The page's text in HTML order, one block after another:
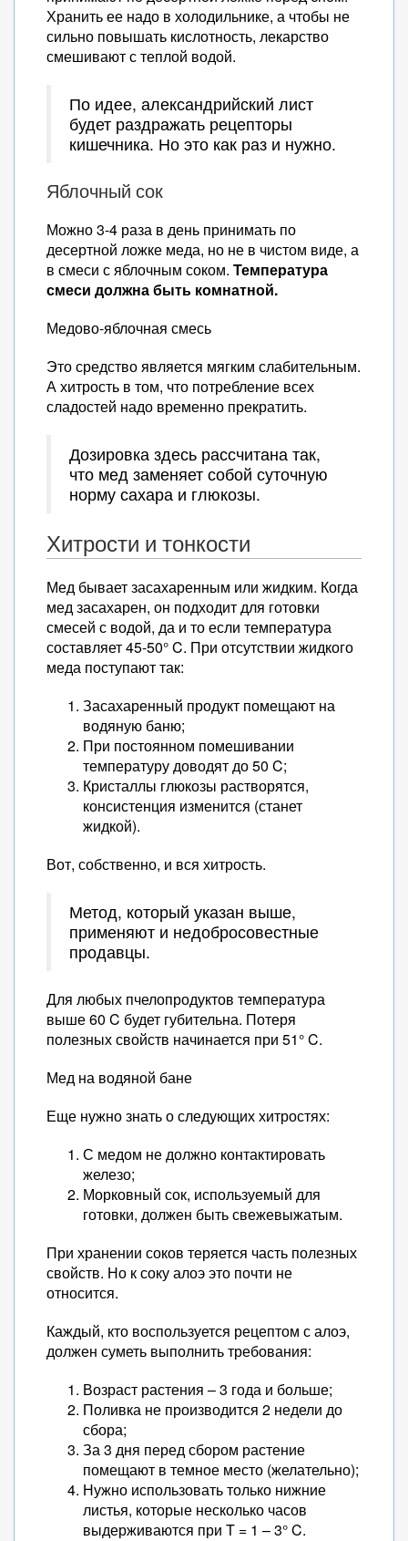
Хранить ее надо в холодильнике, а чтобы не
сильно повышать кислотность, лекарство
смешивают с теплой водой.
По идее, александрийский лист
будет раздражать рецепторы
кишечника. Но это как раз и нужно.
Яблочный сок
Можно 3-4 раза в день принимать по
десертной ложке меда, но не в чистом виде, а
в смеси с яблочным соком. Температура
смеси должна быть комнатной.
Медово-яблочная смесь
Это средство является мягким слабительным.
А хитрость в том, что потребление всех
сладостей надо временно прекратить.
Дозировка здесь рассчитана так,
что мед заменяет собой суточную
норму сахара и глюкозы.
Хитрости и тонкости
Мед бывает засахаренным или жидким. Когда
мед засахарен, он подходит для готовки
смесей с водой, да и то если температура
составляет 45-50° C. При отсутствии жидкого
меда поступают так:
Засахаренный продукт помещают на
водяную баню;
При постоянном помешивании
температуру доводят до 50 C;
Кристаллы глюкозы растворятся,
консистенция изменится (станет
жидкой).
Вот, собственно, и вся хитрость.
Метод, который указан выше,
применяют и недобросовестные
продавцы.
Для любых пчелопродуктов температура
выше 60 C будет губительна. Потеря
полезных свойств начинается при 51° C.
Мед на водяной бане
Еще нужно знать о следующих хитростях:
С медом не должно контактировать
железо;
Морковный сок, используемый для
готовки, должен быть свежевыжатым.
При хранении соков теряется часть полезных
свойств. Но к соку алоэ это почти не
относится.
Каждый, кто воспользуется рецептом с алоэ,
должен суметь выполнить требования:
Возраст растения – 3 года и больше;
Поливка не производится 2 недели до
сбора;
За 3 дня перед сбором растение
помещают в темное место (желательно);
Нужно использовать только нижние
листья, которые несколько часов
выдерживаются при T = 1 – 3° C.